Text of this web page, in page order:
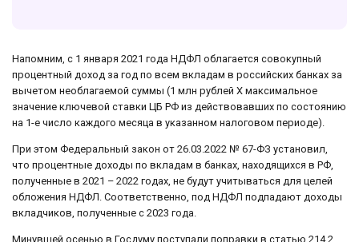
Напомним, с 1 января 2021 года НДФЛ облагается совокупный
процентный доход за год по всем вкладам в российских банках за
вычетом необлагаемой суммы (1 млн рублей Х максимальное
значение ключевой ставки ЦБ РФ из действовавших по состоянию
на 1-е число каждого месяца в указанном налоговом периоде).
При этом Федеральный закон от 26.03.2022 № 67-ФЗ установил,
что процентные доходы по вкладам в банках, находящихся в РФ,
полученные в 2021 – 2022 годах, не будут учитываться для целей
обложения НДФЛ. Соответственно, под НДФЛ подпадают доходы
вкладчиков, полученные с 2023 года.
Минувшей осенью в Госдуму поступали поправки в статью 214.2